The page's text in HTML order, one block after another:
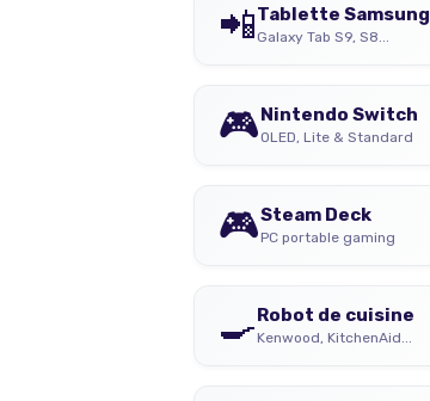
📲Tablette Samsung
Galaxy Tab S9, S8...
🎮Nintendo Switch
OLED, Lite & Standard
🎮Steam Deck
PC portable gaming
🍳Robot de cuisine
Kenwood, KitchenAid...